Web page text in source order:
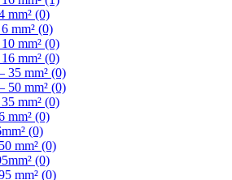
mm² (0)
mm² (0)
mm² (0)
mm² (0)
35 mm² (0)
50 mm² (0)
mm² (0)
mm² (0)
(0)
mm² (0)
(0)
mm² (0)